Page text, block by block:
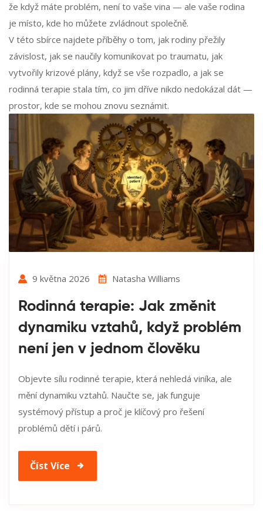
že když máte problém, není to vaše vina — ale vaše rodina
je místo, kde ho můžete zvládnout společně.
V této sbírce najdete příběhy o tom, jak rodiny přežily
závislost, jak se naučily komunikovat po traumatu, jak
vytvořily krizové plány, když se vše rozpadlo, a jak se
rodinná terapie stala tím, co jim dříve nikdo nedokázal dát —
prostor, kde se mohou znovu seznámit.
9 května 2026 Natasha Williams
Rodinná terapie: Jak změnit
dynamiku vztahů, když problém
není jen v jednom člověku
Objevte sílu rodinné terapie, která nehledá viníka, ale
mění dynamiku vztahů. Naučte se, jak funguje
systémový přístup a proč je klíčový pro řešení
problémů dětí i párů.
Číst Více